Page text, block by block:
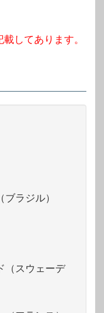
してあります。
ラジル）
（スウェーデ